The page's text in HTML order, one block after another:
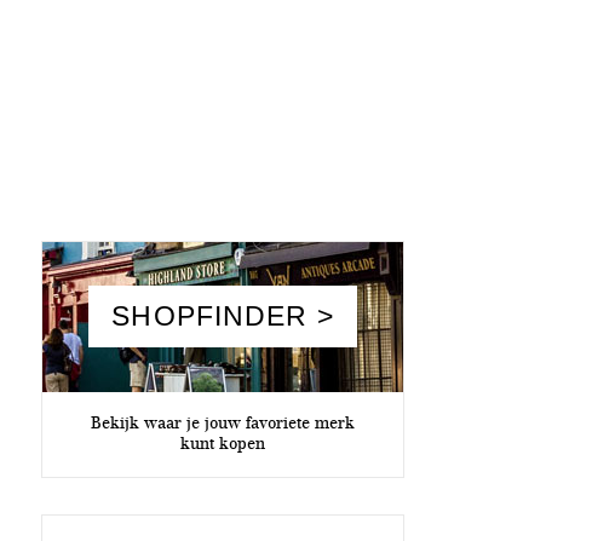
SHOPFINDER >
Bekijk waar je jouw favoriete merk
kunt kopen